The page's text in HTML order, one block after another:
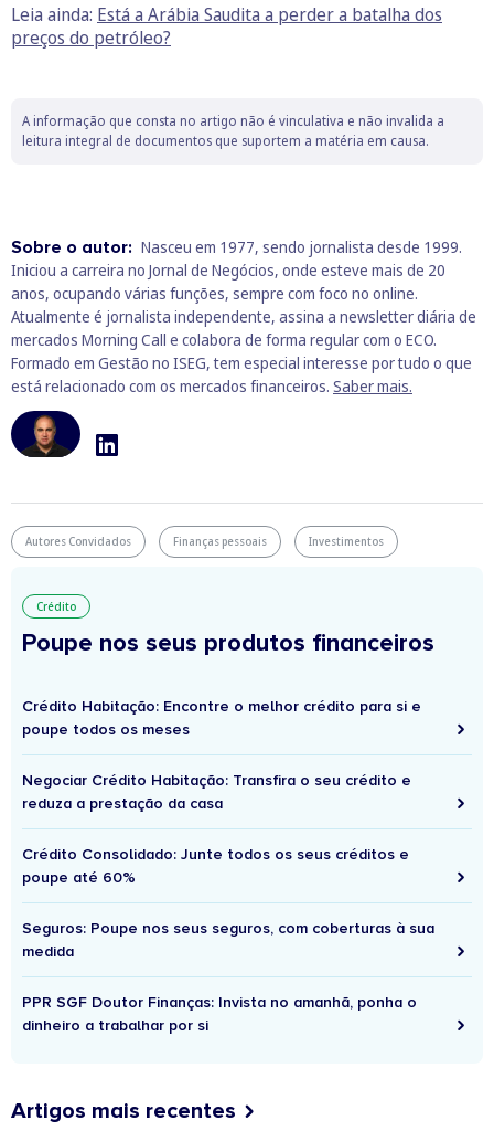
Leia ainda: Está a Arábia Saudita a perder a batalha dos
preços do petróleo?
A informação que consta no artigo não é vinculativa e não invalida a
leitura integral de documentos que suportem a matéria em causa.
Sobre o autor: Nasceu em 1977, sendo jornalista desde 1999.
Iniciou a carreira no Jornal de Negócios, onde esteve mais de 20
anos, ocupando várias funções, sempre com foco no online.
Atualmente é jornalista independente, assina a newsletter diária de
mercados Morning Call e colabora de forma regular com o ECO.
Formado em Gestão no ISEG, tem especial interesse por tudo o que
está relacionado com os mercados financeiros. Saber mais.
Autores Convidados Finanças pessoais Investimentos
Crédito
Poupe nos seus produtos financeiros
Crédito Habitação: Encontre o melhor crédito para si e
poupe todos os meses
Negociar Crédito Habitação: Transfira o seu crédito e
reduza a prestação da casa
Crédito Consolidado: Junte todos os seus créditos e
poupe até 60%
Seguros: Poupe nos seus seguros, com coberturas à sua
medida
PPR SGF Doutor Finanças: Invista no amanhã, ponha o
dinheiro a trabalhar por si
Artigos mais recentes